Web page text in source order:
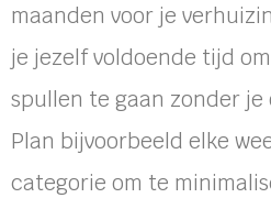
maanden voor je
je jezelf voldoende tijd
spullen te gaan zonder je
Plan bijvoorbeeld elke
categorie om te